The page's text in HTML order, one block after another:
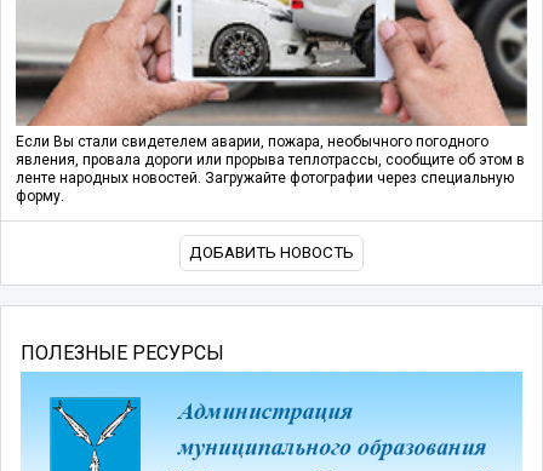
Если Вы стали свидетелем аварии, пожара, необычного погодного
явления, провала дороги или прорыва теплотрассы, сообщите об этом в
ленте народных новостей. Загружайте фотографии через специальную
форму.
ДОБАВИТЬ НОВОСТЬ
ПОЛЕЗНЫЕ РЕСУРСЫ